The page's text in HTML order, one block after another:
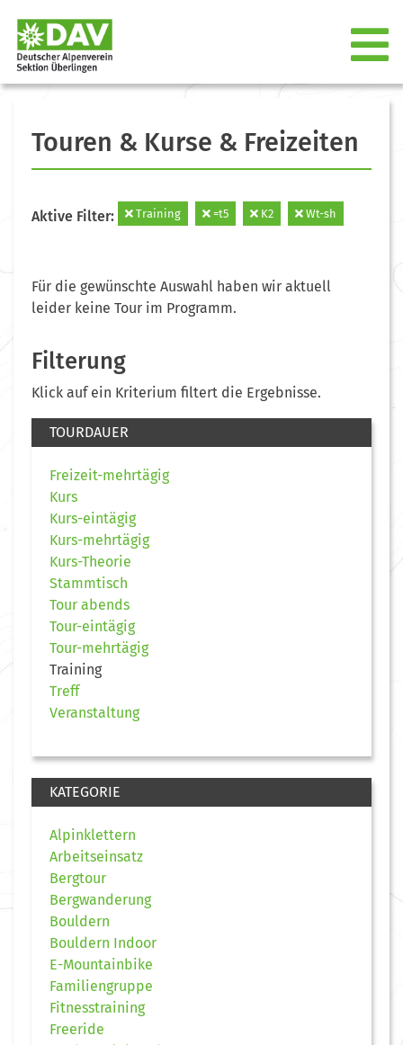
Touren & Kurse & Freizeiten
Aktive Filter: Training =t5 K2 Wt-sh
Für die gewünschte Auswahl haben wir aktuell
leider keine Tour im Programm.
Filterung
Klick auf ein Kriterium filtert die Ergebnisse.
TOURDAUER
Freizeit-mehrtägig
Kurs
Kurs-eintägig
Kurs-mehrtägig
Kurs-Theorie
Stammtisch
Tour abends
Tour-eintägig
Tour-mehrtägig
Training
Treff
Veranstaltung
KATEGORIE
Alpinklettern
Arbeitseinsatz
Bergtour
Bergwanderung
Bouldern
Bouldern Indoor
E-Mountainbike
Familiengruppe
Fitnesstraining
Freeride